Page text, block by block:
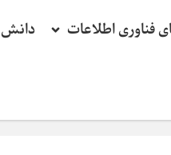
فناوری اطلاعات دانش